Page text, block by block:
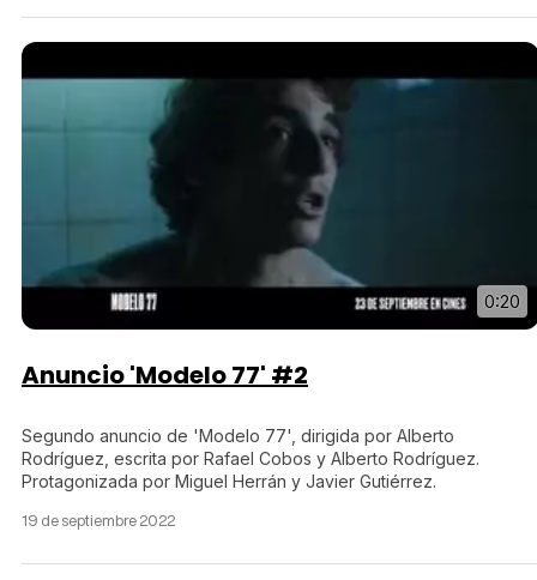
0:20
Anuncio 'Modelo 77' #2
Segundo anuncio de 'Modelo 77', dirigida por Alberto
Rodríguez, escrita por Rafael Cobos y Alberto Rodríguez.
Protagonizada por Miguel Herrán y Javier Gutiérrez.
19 de septiembre 2022